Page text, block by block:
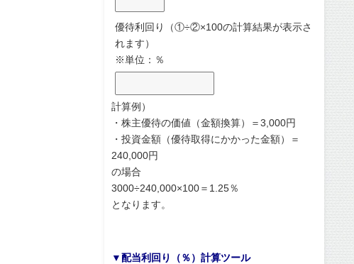
優待利回り（①÷②×100の計算結果が表示さ
れます）
※単位：％
計算例）
・株主優待の価値（金額換算）＝3,000円
・投資金額（優待取得にかかった金額）＝
240,000円
の場合
3000÷240,000×100＝1.25％
となります。
▼配当利回り（％）計算ツール